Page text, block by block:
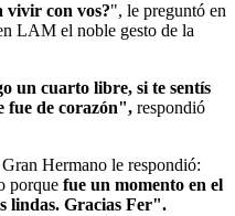
vivir con vos?", le preguntó en
LAM el noble gesto de la
un cuarto libre, si te sentís
fue de corazón", respondió
Hermano le respondió:
porque fue un momento en el
lindas. Gracias Fer".